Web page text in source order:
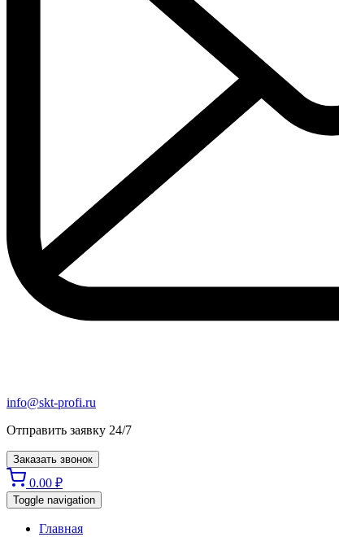
info@skt-profi.ru
Отправить заявку 24/7
Заказать звонок
0.00 ₽
Toggle navigation
Главная